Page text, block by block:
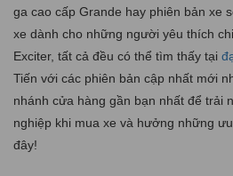
ga cao cấp Grande hay phiên bản xe
xe dành cho những người yêu thích
Exciter, tất cả đều có thể tìm thấy tại
Tiến với các phiên bản cập nhất mới
nhánh cửa hàng gần bạn nhất để trải
nghiệp khi mua xe và hưởng những
đây!